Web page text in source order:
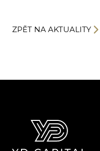
ZPĚT NA AKTUALITY